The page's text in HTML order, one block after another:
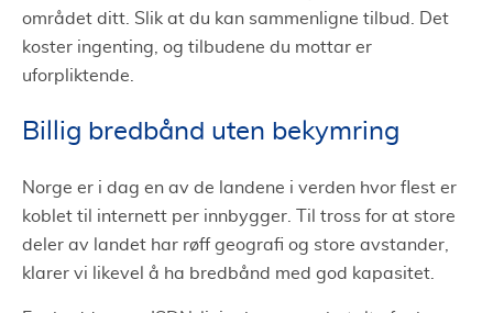
området ditt. Slik at du kan sammenligne tilbud. Det
koster ingenting, og tilbudene du mottar er
uforpliktende.
Billig bredbånd uten bekymring
Norge er i dag en av de landene i verden hvor flest er
koblet til internett per innbygger. Til tross for at store
deler av landet har røff geografi og store avstander,
klarer vi likevel å ha bredbånd med god kapasitet.